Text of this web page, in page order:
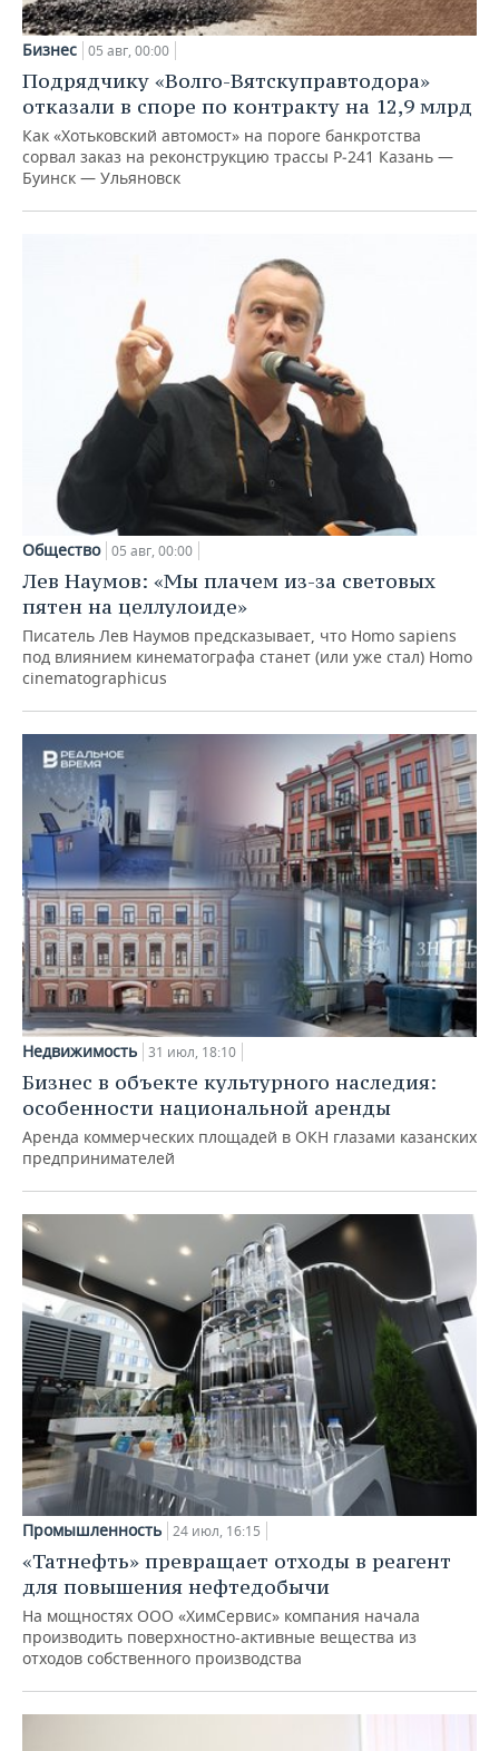
Бизнес 05 авг, 00:00
Подрядчику «Волго-Вятскуправтодора»
отказали в споре по контракту на 12,9 млрд
Как «Хотьковский автомост» на пороге банкротства
сорвал заказ на реконструкцию трассы Р‑241 Казань —
Буинск — Ульяновск
Общество 05 авг, 00:00
Лев Наумов: «Мы плачем из-за световых
пятен на целлулоиде»
Писатель Лев Наумов предсказывает, что Homo sapiens
под влиянием кинематографа станет (или уже стал) Homo
cinematographicus
Недвижимость 31 июл, 18:10
Бизнес в объекте культурного наследия:
особенности национальной аренды
Аренда коммерческих площадей в ОКН глазами казанских
предпринимателей
Промышленность 24 июл, 16:15
«Татнефть» превращает отходы в реагент
для повышения нефтедобычи
На мощностях ООО «ХимСервис» компания начала
производить поверхностно-активные вещества из
отходов собственного производства